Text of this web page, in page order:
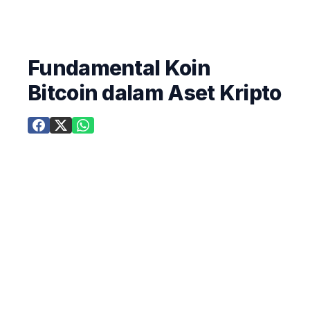
Fundamental Koin
Bitcoin dalam Aset Kripto